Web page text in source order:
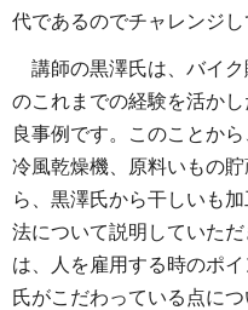
代であるのでチャレンジし
講師の黒澤氏は、バイク
のこれまでの経験を活か
良事例です。このことか
冷風乾燥機、原料いもの
ら、黒澤氏から干しいも
法について説明していた
は、人を雇用する時のポ
氏がこだわっている点に